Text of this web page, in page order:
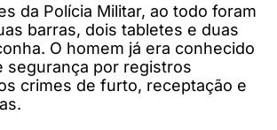
da Polícia Militar, ao todo foram
barras, dois tabletes e duas
O homem já era conhecido
segurança por registros
crimes de furto, receptação e